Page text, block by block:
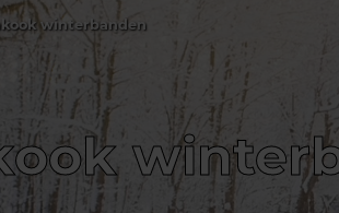
winterbanden